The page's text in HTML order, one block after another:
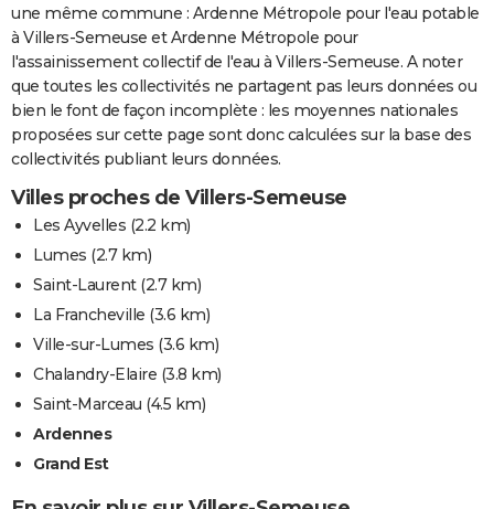
une même commune : Ardenne Métropole pour l'eau potable
à Villers-Semeuse et Ardenne Métropole pour
l'assainissement collectif de l'eau à Villers-Semeuse. A noter
que toutes les collectivités ne partagent pas leurs données ou
bien le font de façon incomplète : les moyennes nationales
proposées sur cette page sont donc calculées sur la base des
collectivités publiant leurs données.
Villes proches de Villers-Semeuse
Les Ayvelles (2.2 km)
Lumes (2.7 km)
Saint-Laurent(2.7 km)
La Francheville (3.6 km)
Ville-sur-Lumes (3.6 km)
Chalandry-Elaire (3.8 km)
Saint-Marceau (4.5 km)
Ardennes
Grand Est